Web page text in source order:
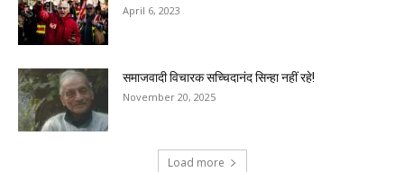
April 6, 2023
समाजवादी विचारक सच्चिदानंद सिन्हा नहीं रहे!
November 20, 2025
Load more